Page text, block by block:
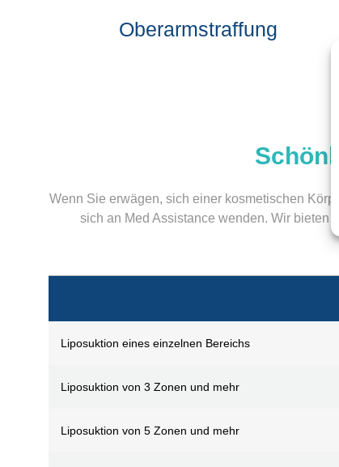
Oberarmstraffung
Wenn Sie erwägen, sich einer kosmetischen
sich an Med Assistance wenden. Wir bieten
Liposuktion eines einzelnen Bereichs
Liposuktion von 3 Zonen und mehr
Liposuktion von 5 Zonen und mehr